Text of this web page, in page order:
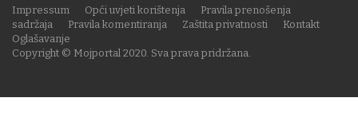
Copyright © Mojportal 2020. Sva prava pridržana.
Impressum Opći uvjeti korištenja
Pravila prenošenja
sadržaja
Pravila komentiranja Zaštita privatnosti
Kontakt
Oglašavanje